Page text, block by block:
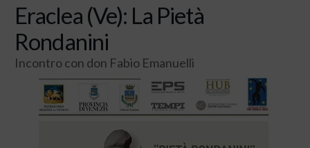
Eraclea (Ve): La Pietà
Rondanini
Incontro con don Fabio Emanuelli